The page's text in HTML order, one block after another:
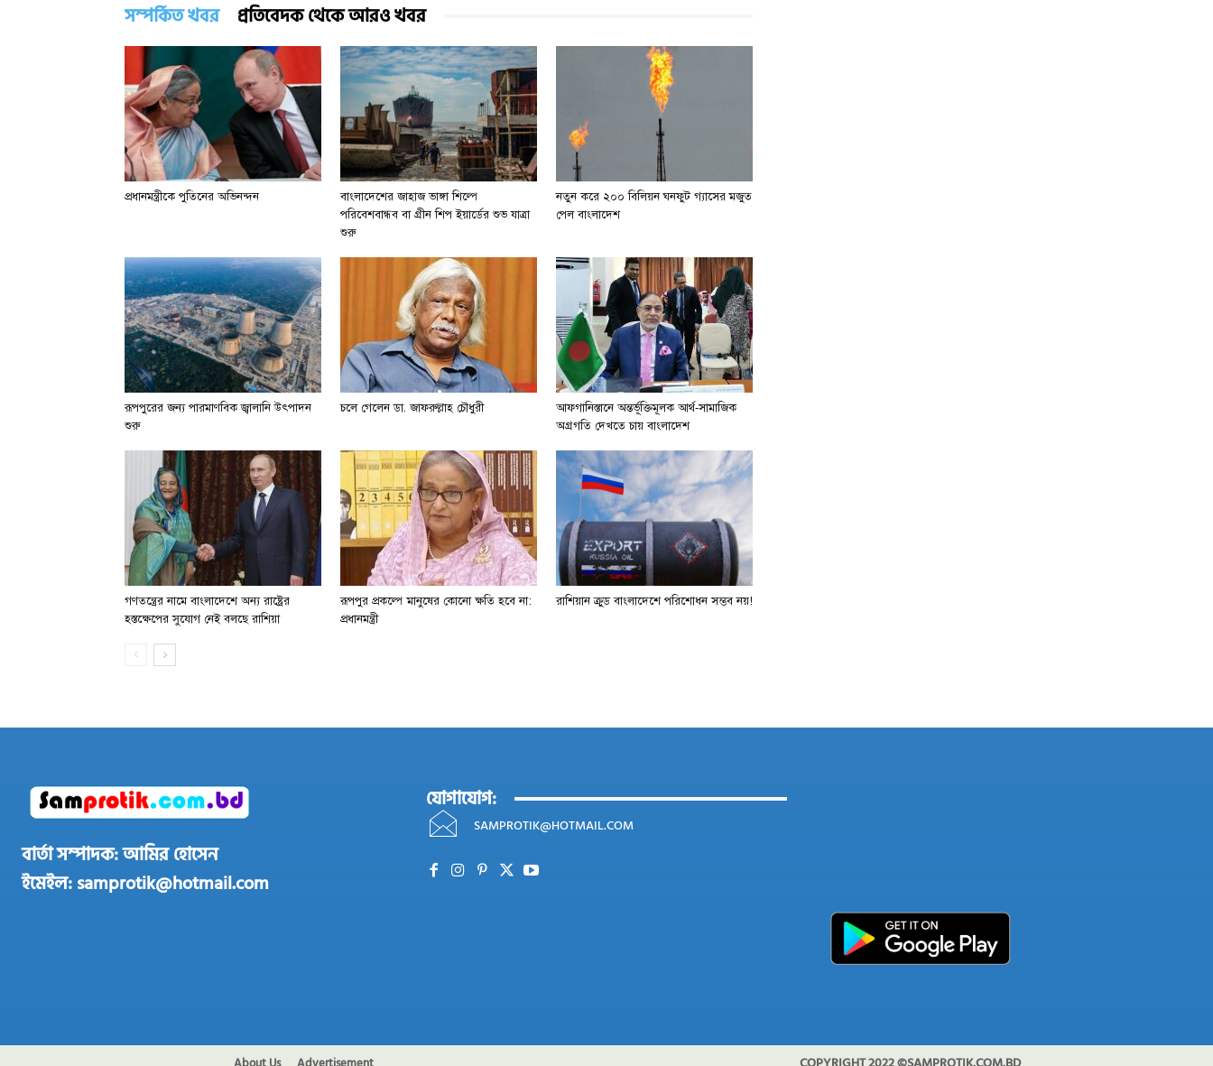
সম্পর্কিত খবর প্রতিবেদক থেকে আরও খবর
প্রধানমন্ত্রীকে পুতিনের অভিনন্দন
বাংলাদেশের জাহাজ ভাঙ্গা শিল্পে
পরিবেশবান্ধব বা গ্রীন শিপ ইয়ার্ডের শুভ যাত্রা
শুরু
নতুন করে ২০০ বিলিয়ন ঘনফুট গ্যাসের মজুত
পেল বাংলাদেশ
রূপপুরের জন্য পারমাণবিক জ্বালানি উৎপাদন
শুরু
চলে গেলেন ডা. জাফরুল্লাহ চৌধুরী
আফগানিস্তানে অন্তর্ভূক্তিমূলক আর্থ-সামাজিক
অগ্রগতি দেখতে চায় বাংলাদেশ
গণতন্ত্রের নামে বাংলাদেশে অন্য রাষ্ট্রের
হস্তক্ষেপের সুযোগ নেই বলছে রাশিয়া
রূপপুর প্রকল্পে মানুষের কোনো ক্ষতি হবে না:
প্রধানমন্ত্রী
রাশিয়ান ক্রুড বাংলাদেশে পরিশোধন সম্ভব নয়!
বার্তা সম্পাদক: আমির হোসেন
ইমেইল: samprotik@hotmail.com
যোগাযোগ:
SAMPROTIK@HOTMAIL.COM